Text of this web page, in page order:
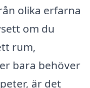
olika erfarna
om du
rum,
bara behöver
är det